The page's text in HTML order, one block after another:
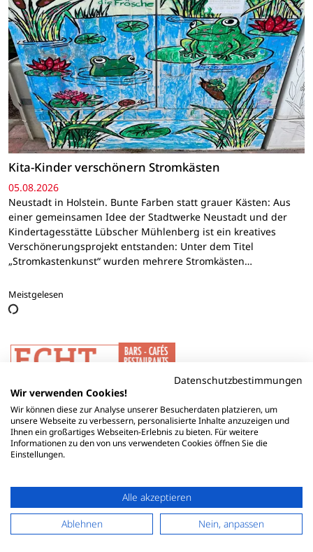
Kita-Kinder verschönern Stromkästen
05.08.2026
Neustadt in Holstein. Bunte Farben statt grauer Kästen: Aus
einer gemeinsamen Idee der Stadtwerke Neustadt und der
Kindertagesstätte Lübscher Mühlenberg ist ein kreatives
Verschönerungsprojekt entstanden: Unter dem Titel
„Stromkastenkunst“ wurden mehrere Stromkästen…
Meistgelesen
Datenschutzbestimmungen
Wir verwenden Cookies!
Wir können diese zur Analyse unserer Besucherdaten platzieren, um
unsere Webseite zu verbessern, personalisierte Inhalte anzuzeigen und
Ihnen ein großartiges Webseiten-Erlebnis zu bieten. Für weitere
Informationen zu den von uns verwendeten Cookies öffnen Sie die
Einstellungen.
Alle akzeptieren
Ablehnen
Nein, anpassen